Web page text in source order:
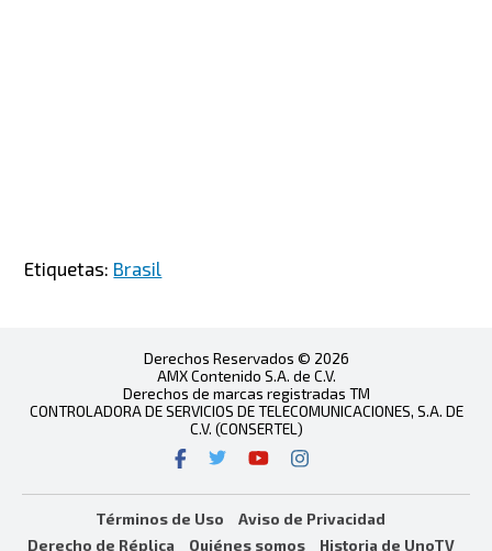
Etiquetas: Brasil
Derechos Reservados © 2026
AMX Contenido S.A. de C.V.
Derechos de marcas registradas TM
CONTROLADORA DE SERVICIOS DE TELECOMUNICACIONES, S.A. DE
C.V. (CONSERTEL)
Términos de Uso
Aviso de Privacidad
Derecho de Réplica
Quiénes somos Historia de UnoTV